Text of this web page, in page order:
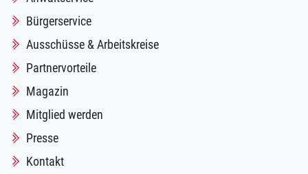
Bürgerservice
Ausschüsse & Arbeitskreise
Partnervorteile
Magazin
Mitglied werden
Presse
Kontakt